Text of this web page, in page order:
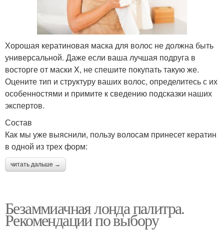
Хорошая кератиновая маска для волос не должна быть
универсальной. Даже если ваша лучшая подруга в
восторге от маски X, не спешите покупать такую же.
Оцените тип и структуру ваших волос, определитесь с их
особенностями и примите к сведению подсказки наших
экспертов.
Состав
Как мы уже выяснили, пользу волосам принесет кератин
в одной из трех форм:
читать дальше →
Безаммиачная лонда палитра.
Рекомендации по выбору